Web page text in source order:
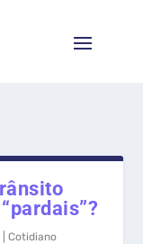
|Cotidiano